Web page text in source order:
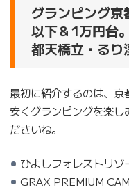
グランピング
以下＆1万円台
都天橋立・るり
最初に紹介するのは、京
安くグランピングを楽し
ださいね。
ひよしフォレストリゾ
GRAX PREMIUM